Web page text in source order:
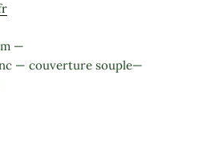
—
— couverture souple—